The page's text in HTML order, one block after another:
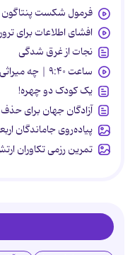
فرمول شکست پنتاگون
افشای اطلاعات برای
نجات از غرق شدگی
ساعت ۹:۴۰ | چه میراثی از خود به جای گذاشت؟
یک کودک دو چهره!
آزادگان جهان برای
پیاده‌روی جاماندگان
تمرین رزمی تکاوران